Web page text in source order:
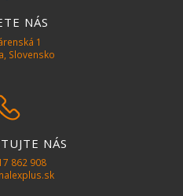
NÁS
1
Slovensko
NÁS
862 908